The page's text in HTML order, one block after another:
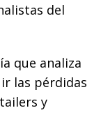
del
que analiza
las pérdidas
y